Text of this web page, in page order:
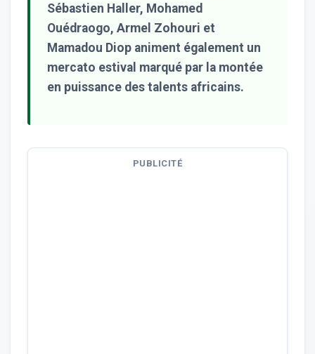
Sébastien Haller, Mohamed
Ouédraogo, Armel Zohouri et
Mamadou Diop animent également un
mercato estival marqué par la montée
en puissance des talents africains.
PUBLICITÉ